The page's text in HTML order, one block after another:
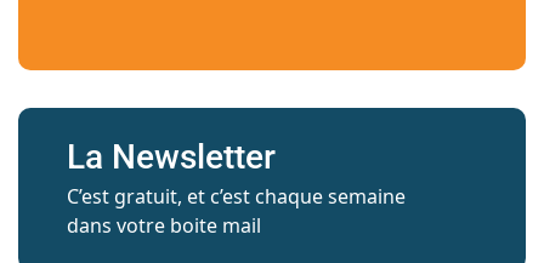
La Newsletter
C’est gratuit, et c’est chaque semaine
dans votre boite mail